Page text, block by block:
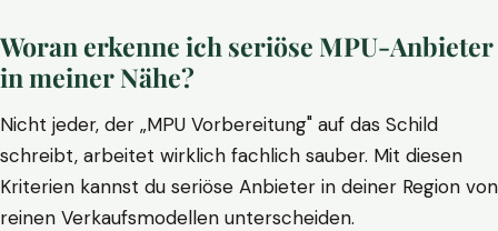
Woran erkenne ich seriöse MPU-Anbieter
in meiner Nähe?
Nicht jeder, der „MPU Vorbereitung" auf das Schild
schreibt, arbeitet wirklich fachlich sauber. Mit diesen
Kriterien kannst du seriöse Anbieter in deiner Region von
reinen Verkaufsmodellen unterscheiden.